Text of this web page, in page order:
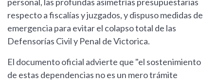
personal, las profundas asimetrías presupuestarias
respecto a fiscalías y juzgados, y dispuso medidas de
emergencia para evitar el colapso total de las
Defensorías Civil y Penal de Victorica.
El documento oficial advierte que "el sostenimiento
de estas dependencias no es un mero trámite